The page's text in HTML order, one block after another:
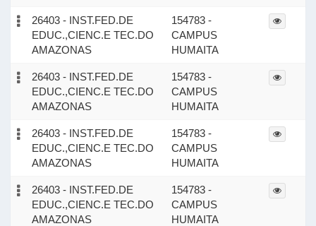
26403 - INST.FED.DE
EDUC.,CIENC.E TEC.DO
AMAZONAS
154783 -
CAMPUS
HUMAITA
26403 - INST.FED.DE
EDUC.,CIENC.E TEC.DO
AMAZONAS
154783 -
CAMPUS
HUMAITA
26403 - INST.FED.DE
EDUC.,CIENC.E TEC.DO
AMAZONAS
154783 -
CAMPUS
HUMAITA
26403 - INST.FED.DE
EDUC.,CIENC.E TEC.DO
AMAZONAS
154783 -
CAMPUS
HUMAITA